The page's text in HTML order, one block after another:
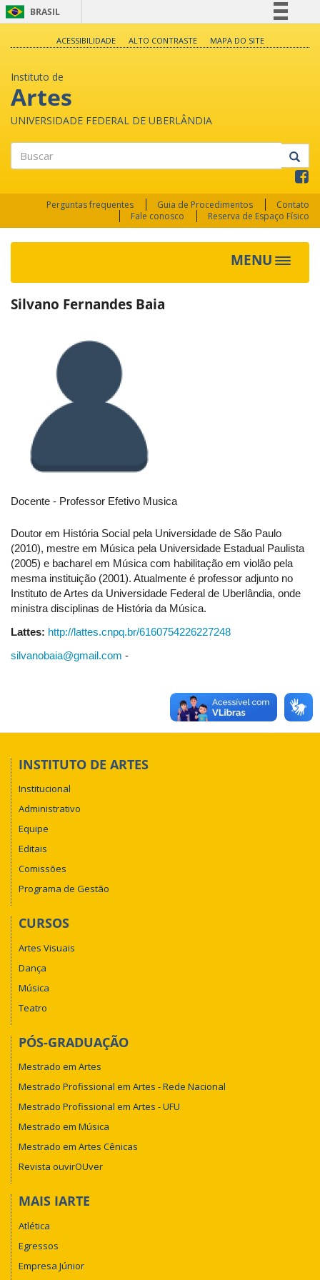
BRASIL
Legislação
Canais
ACESSIBILIDADE ALTO CONTRASTE MAPA DO SITE
Instituto de
Artes
UNIVERSIDADE FEDERAL DE UBERLÂNDIA
Perguntas frequentes Guia de Procedimentos
Contato
Fale conosco
Reserva de Espaço Físico
MENU
Toggle
Silvano Fernandes Baia
Docente - Professor Efetivo Musica
Doutor em História Social pela Universidade de São Paulo
(2010), mestre em Música pela Universidade Estadual Paulista
(2005) e bacharel em Música com habilitação em violão pela
mesma instituição (2001). Atualmente é professor adjunto no
Instituto de Artes da Universidade Federal de Uberlândia, onde
ministra disciplinas de História da Música.
Lattes: http://lattes.cnpq.br/6160754226227248
silvanobaia@gmail.com -
INSTITUTO DE ARTES
Institucional
Administrativo
Equipe
Editais
Comissões
Programa de Gestão
CURSOS
Artes Visuais
Dança
Música
Teatro
PÓS-GRADUAÇÃO
Mestrado em Artes
Mestrado Profissional em Artes - Rede Nacional
Mestrado Profissional em Artes - UFU
Mestrado em Música
Mestrado em Artes Cênicas
Revista ouvirOUver
MAIS IARTE
Atlética
Egressos
Empresa Júnior